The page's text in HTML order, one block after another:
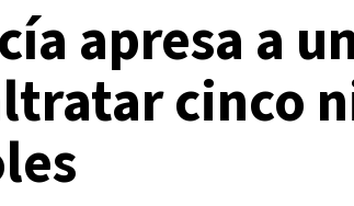
apresa a
cinco